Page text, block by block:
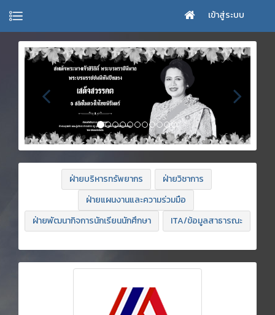
เข้าสู่ระบบ
ฝ่ายบริหารทรัพยากร
ฝ่ายวิชาการ
ฝ่ายแผนงานและความร่วมมือ
ฝ่ายพัฒนากิจการนักเรียนนักศึกษา
ITA/ข้อมูลสาธารณะ